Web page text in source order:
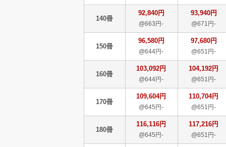
140冊
92,840円
@663円-
93,940円
@671円-
150冊
96,580円
@644円-
97,680円
@651円-
160冊
103,092円
@644円-
104,192円
@651円-
170冊
109,604円
@645円-
110,704円
@651円-
180冊
116,116円
@645円-
117,216円
@651円-